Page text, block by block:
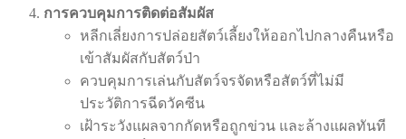
การควบคุมการติดต่อสัมผัส
หลีกเลี่ยงการปล่อยสัตว์เลี้ยงให้ออกไปกลางคืนหรือ
เข้าสัมผัสกับสัตว์ป่า
ควบคุมการเล่นกับสัตว์จรจัดหรือสัตว์ที่ไม่มี
ประวัติการฉีดวัคซีน
เฝ้าระวังแผลจากกัดหรือถูกข่วน และล้างแผลทันที